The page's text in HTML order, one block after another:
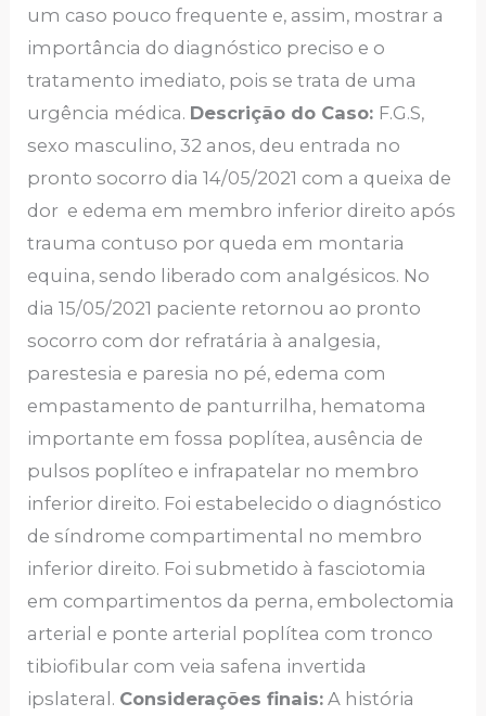
um caso pouco frequente e, assim, mostrar a
importância do diagnóstico preciso e o
tratamento imediato, pois se trata de uma
urgência médica. Descrição do Caso: F.G.S,
sexo masculino, 32 anos, deu entrada no
pronto socorro dia 14/05/2021 com a queixa de
dor e edema em membro inferior direito após
trauma contuso por queda em montaria
equina, sendo liberado com analgésicos. No
dia 15/05/2021 paciente retornou ao pronto
socorro com dor refratária à analgesia,
parestesia e paresia no pé, edema com
empastamento de panturrilha, hematoma
importante em fossa poplítea, ausência de
pulsos poplíteo e infrapatelar no membro
inferior direito. Foi estabelecido o diagnóstico
de síndrome compartimental no membro
inferior direito. Foi submetido à fasciotomia
em compartimentos da perna, embolectomia
arterial e ponte arterial poplítea com tronco
tibiofibular com veia safena invertida
ipslateral. Considerações finais: A história